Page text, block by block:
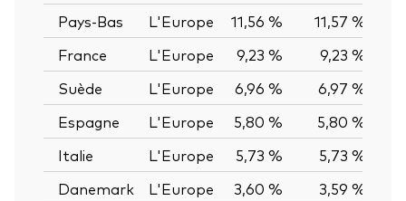
Pays-Bas
L'Europe 11,56 % 11,57 %
France
L'Europe 9,23 % 9,23 %
Suède
L'Europe 6,96 % 6,97 %
Espagne
L'Europe 5,80 % 5,80 %
Italie
L'Europe 5,73 % 5,73 %
Danemark
L'Europe 3,60 % 3,59 %